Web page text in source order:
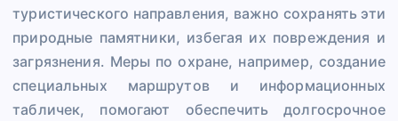
туристического направления, важно сохранять эти
природные памятники, избегая их повреждения и
загрязнения. Меры по охране, например, создание
специальных маршрутов и информационных
табличек, помогают обеспечить долгосрочное